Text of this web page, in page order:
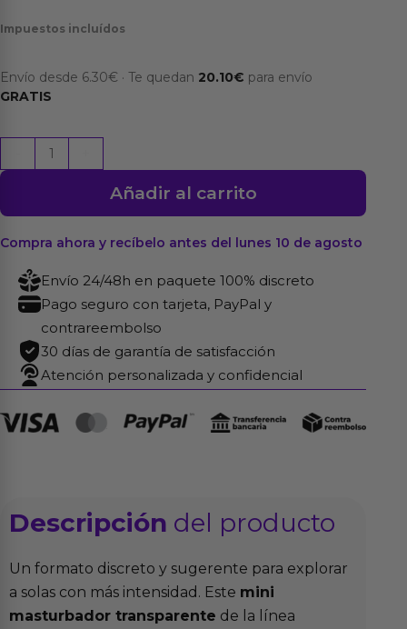
Impuestos incluídos
Envío desde 6.30€ · Te quedan 20.10€ para envío
GRATIS
Masturbador
cantidad
Añadir al carrito
Compra ahora y recíbelo antes del lunes 10 de agosto
Envío 24/48h en paquete 100% discreto
Pago seguro con tarjeta, PayPal y
contrareembolso
30 días de garantía de satisfacción
Atención personalizada y confidencial
Descripción del producto
Un formato discreto y sugerente para explorar
a solas con más intensidad. Este mini
masturbador transparente de la línea